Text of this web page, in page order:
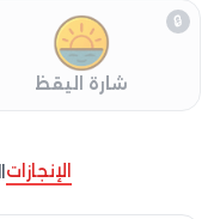
شارة اليقظ
🔒
الإنجازات